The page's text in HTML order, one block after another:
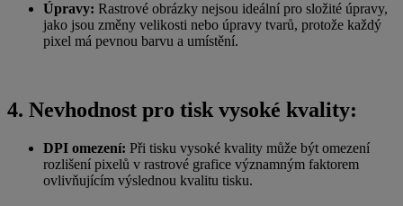
Úpravy: Rastrové obrázky nejsou ideální pro složité úpravy,
jako jsou změny velikosti nebo úpravy tvarů, protože každý
pixel má pevnou barvu a umístění.
4. Nevhodnost pro tisk vysoké kvality:
DPI omezení: Při tisku vysoké kvality může být omezení
rozlišení pixelů v rastrové grafice významným faktorem
ovlivňujícím výslednou kvalitu tisku.